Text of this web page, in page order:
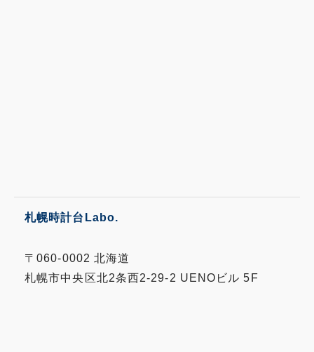
札幌時計台Labo.
〒060-0002 北海道
札幌市中央区北2条西2-29-2 UENOビル 5F